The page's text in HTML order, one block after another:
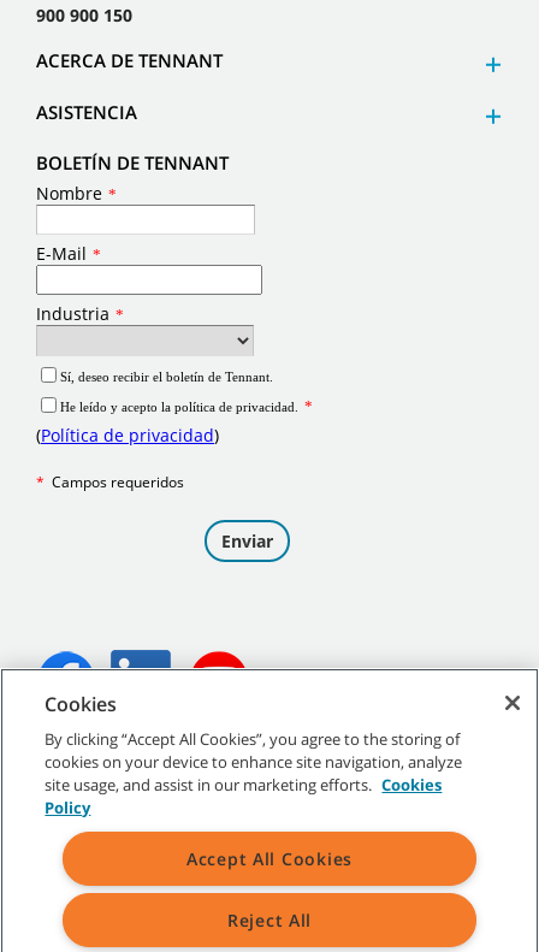
900 900 150
ACERCA DE TENNANT
ASISTENCIA
BOLETÍN DE TENNANT
2026 Tennant Company. Todos los derechos reservados.
Mapa del sitio Políticas generales|Condiciones de uso
|
Condiciones de venta
Cookies
By clicking “Accept All Cookies”, you agree to the storing of
cookies on your device to enhance site navigation, analyze
site usage, and assist in our marketing efforts. Cookies
Policy
Accept All Cookies
Reject All